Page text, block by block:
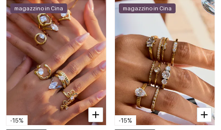
-15%
magazzino in Cina
-15%
magazzino in Cina